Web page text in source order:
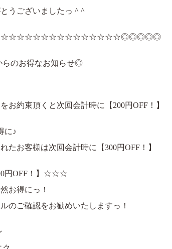
うございましたっ ^ ^
らのお得なお知らせ◎
お約束頂くと次回会計時に【200円OFF！】
に♪
たお客様は次回会計時に【300円OFF！】
円OFF！】☆☆☆
お得にっ！
のご確認をお勧めいたしますっ！